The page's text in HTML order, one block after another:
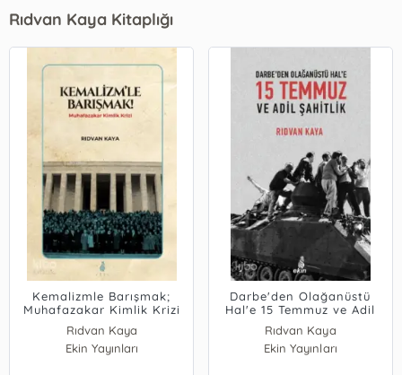
Rıdvan Kaya Kitaplığı
Kemalizmle Barışmak;
Muhafazakar Kimlik Krizi
Rıdvan Kaya
Ekin Yayınları
Darbe'den Olağanüstü
Hal'e 15 Temmuz ve Adil
Şahitlik
Rıdvan Kaya
Ekin Yayınları